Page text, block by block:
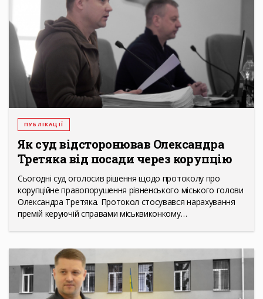
ПУБЛІКАЦІЇ
Як суд відсторонював Олександра
Третяка від посади через корупцію
Сьогодні суд оголосив рішення щодо протоколу про
корупційне правопорушення рівненського міського голови
Олександра Третяка. Протокол стосувався нарахування
премій керуючій справами міськвиконкому…